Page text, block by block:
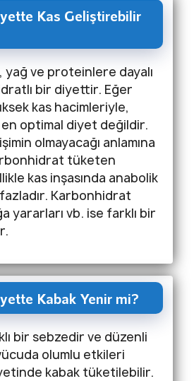
Kas Geliştirebilir
ve proteinlere dayalı
bir diyettir. Eğer
kas hacimleriyle,
optimal diyet değildir.
olmayacağı anlamına
tüketen
kas inşasında anabolik
Karbonhidrat
yararları vb. ise farklı bir
Kabak Yenir mi?
bir sebzedir ve düzenli
olumlu etkileri
kabak tüketilebilir.